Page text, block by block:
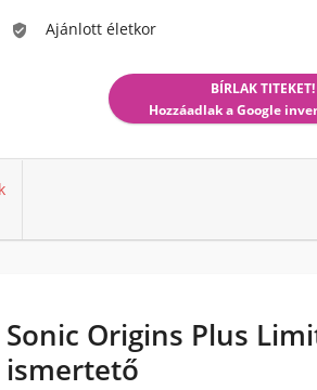
 Ajánlott életkor
BÍRLAK TITEKET!
Hozzáadlak a Google
Sonic Origins Plus
ismertető